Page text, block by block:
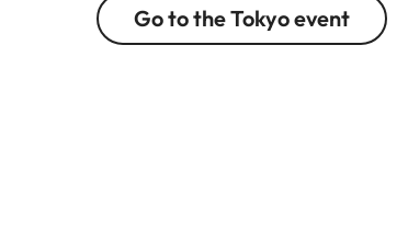
Go to the Tokyo event